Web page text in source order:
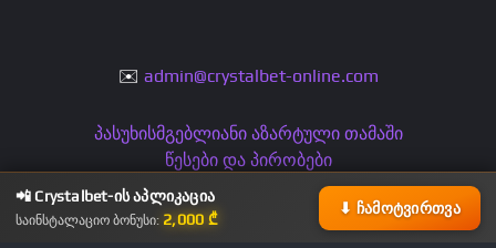
✉️ admin@crystalbet-online.com
პასუხისმგებლიანი აზარტული თამაში
წესები და პირობები
კონფიდენციალურობის პოლიტიკა
📲 Crystalbet-ის აპლიკაცია
საინსტალაციო ბონუსი: 2,000 ₾
⬇ ჩამოტვირთვა